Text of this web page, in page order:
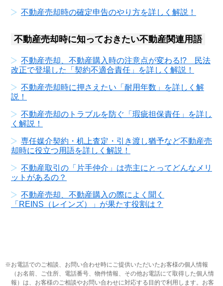
不動産売却時の確定申告のやり方を詳しく解説！
不動産売却時に知っておきたい不動産関連用語
不動産売却、不動産購入時の注意点が変わる!? 民法
改正で登場した「契約不適合責任」を詳しく解説！
不動産売却時に押さえたい「耐用年数」を詳しく解
説！
不動産売却のトラブルを防ぐ「瑕疵担保責任」を詳し
く解説！
専任媒介契約・机上査定・引き渡し猶予など不動産売
却時に役立つ用語を詳しく解説！
不動産取引の「片手仲介」は売主にとってどんなメリ
ットがあるの？
不動産売却、不動産購入の際によく聞く
「REINS（レインズ）」が果たす役割は？
お電話でのご相談、お問い合わせ時にご提供いただいたお客様の個人情報
（お名前、ご住所、電話番号、物件情報、その他お電話にて取得した個人情
報）は、お客様のご相談やお問い合わせに対応する目的で利用します。お客